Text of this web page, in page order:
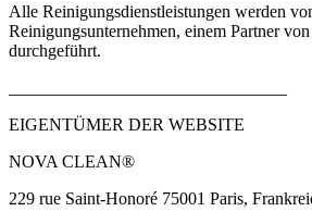
Alle Reinigungsdienstleistungen werden
Reinigungsunternehmen, einem Partner
durchgeführt.
EIGENTÜMER DER WEBSITE
NOVA CLEAN®
229 rue Saint-Honoré 75001 Paris,